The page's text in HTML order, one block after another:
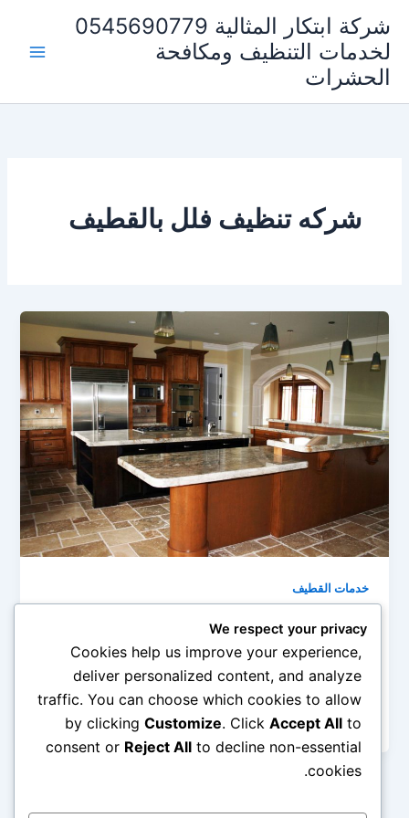
المحتوى
شركة ابتكار المثالية 0545690779
لخدمات التنظيف ومكافحة
الحشرات
شركه تنظيف فلل بالقطيف
خدمات القطيف
شركة تنظيف فلل بالقطيف 0545690779
admin
/أبريل 23, 2019
تنظيف الفلل بالمساحات الواسعة وعدد الغرف الكثيرة
والأثاث الكثير، مما يتطلب الجهد الكبير والوقت المتسع
لإجراء عملية النظافة داخل الفيلة […]
We respect your privacy
Cookies help us improve your experience,
deliver personalized content, and analyze
traffic. You can choose which cookies to allow
by clickingCustomize. ClickAccept All to
consent or Reject All to decline non-essential
cookies.